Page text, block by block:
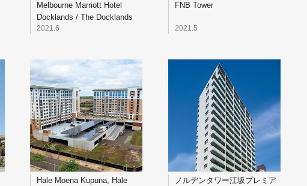
Melbourne Marriott Hotel
Docklands / The Docklands
Residences
2021.6
FNB Tower
2021.5
Hale Moena Kupuna, Hale ノルデンタワー江坂プレミア